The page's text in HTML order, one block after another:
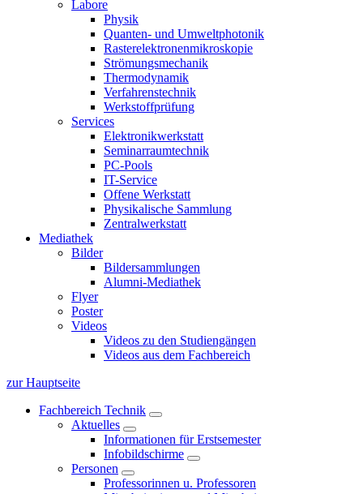
Labore
Physik
Quanten- und Umweltphotonik
Rasterelektronenmikroskopie
Strömungsmechanik
Thermodynamik
Verfahrenstechnik
Werkstoffprüfung
Services
Elektronikwerkstatt
Seminarraumtechnik
PC-Pools
IT-Service
Offene Werkstatt
Physikalische Sammlung
Zentralwerkstatt
Mediathek
Bilder
Bildersammlungen
Alumni-Mediathek
Flyer
Poster
Videos
Videos zu den Studiengängen
Videos aus dem Fachbereich
zur Hauptseite
Fachbereich Technik
Aktuelles
Informationen für Erstsemester
Infobildschirme
Personen
Professorinnen u. Professoren